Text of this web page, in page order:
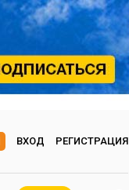
ВХОД РЕГИСТРАЦИЯ